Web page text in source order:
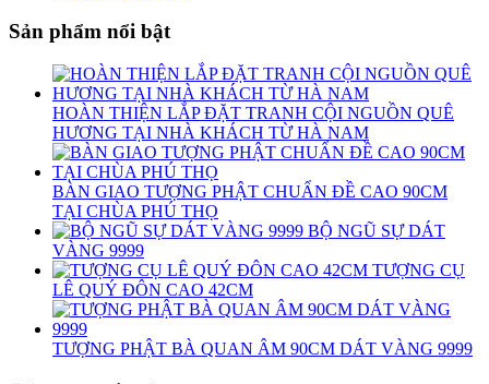
Sản phẩm nổi bật
HOÀN THIỆN LẮP ĐẶT TRANH CỘI NGUỒN QUÊ
HƯƠNG TẠI NHÀ KHÁCH TỪ HÀ NAM
BÀN GIAO TƯỢNG PHẬT CHUẨN ĐỀ CAO 90CM
TẠI CHÙA PHÚ THỌ
BỘ NGŨ SỰ DÁT
VÀNG 9999
TƯỢNG CỤ
LÊ QUÝ ĐÔN CAO 42CM
TƯỢNG PHẬT BÀ QUAN ÂM 90CM DÁT VÀNG 9999